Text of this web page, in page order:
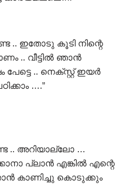
.. ഇതോടു കൂടി നിന്റെ
.. വീട്ടിൽ ഞാൻ
.. നെക്സ്റ്റ് ഇയർ
….”
.. അറിയാല്ലോ …
പ്ലാൻ എങ്കിൽ എന്റെ
കാണിച്ചു കൊടുക്കും